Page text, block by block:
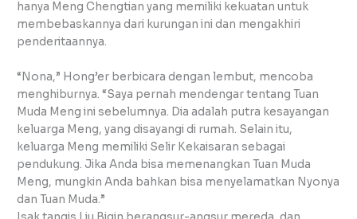
hanya Meng Chengtian yang memiliki kekuatan untuk
membebaskannya dari kurungan ini dan mengakhiri
penderitaannya.
“Nona,” Hong’er berbicara dengan lembut, mencoba
menghiburnya. “Saya pernah mendengar tentang Tuan
Muda Meng ini sebelumnya. Dia adalah putra kesayangan
keluarga Meng, yang disayangi di rumah. Selain itu,
keluarga Meng memiliki Selir Kekaisaran sebagai
pendukung. Jika Anda bisa memenangkan Tuan Muda
Meng, mungkin Anda bahkan bisa menyelamatkan Nyonya
dan Tuan Muda.”